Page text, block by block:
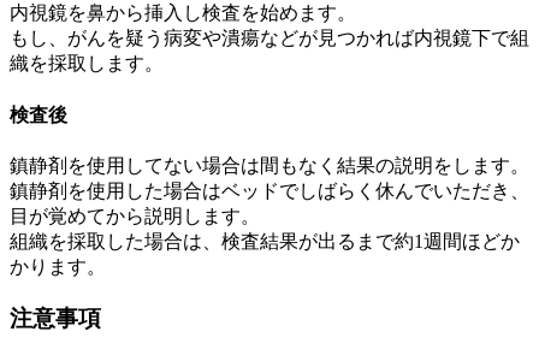
内視鏡を鼻から挿入し検査を始めます。
もし、がんを疑う病変や潰瘍などが見つかれば内視鏡下で組
織を採取します。
検査後
鎮静剤を使用してない場合は間もなく結果の説明をします。
鎮静剤を使用した場合はベッドでしばらく休んでいただき、
目が覚めてから説明します。
組織を採取した場合は、検査結果が出るまで約1週間ほどか
かります。
注意事項